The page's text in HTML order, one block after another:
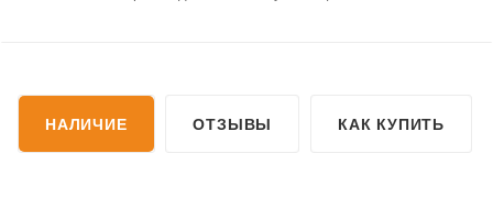
НАЛИЧИЕ ОТЗЫВЫ КАК КУПИТЬ